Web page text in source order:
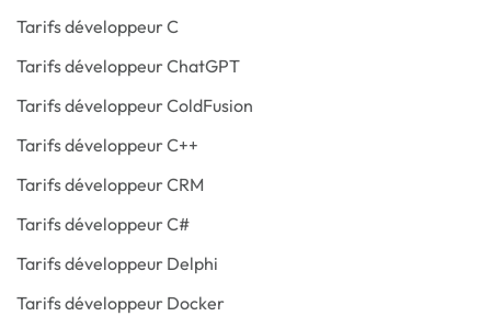
Tarifs développeur C
Tarifs développeur ChatGPT
Tarifs développeur ColdFusion
Tarifs développeur C++
Tarifs développeur CRM
Tarifs développeur C#
Tarifs développeur Delphi
Tarifs développeur Docker